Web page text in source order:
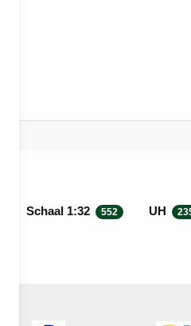
Schaal 1:32 552 UH